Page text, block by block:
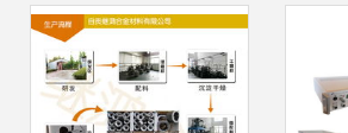
务，筑牢安全生产
防线